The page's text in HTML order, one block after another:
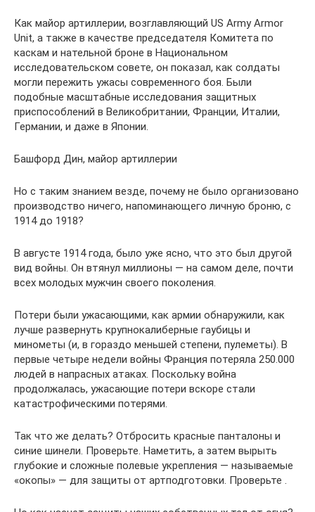
Как майор артиллерии, возглавляющий US Army Armor
Unit, а также в качестве председателя Комитета по
каскам и нательной броне в Национальном
исследовательском совете, он показал, как солдаты
могли пережить ужасы современного боя. Были
подобные масштабные исследования защитных
приспособлений в Великобритании, Франции, Италии,
Германии, и даже в Японии.
Башфорд Дин, майор артиллерии
Но с таким знанием везде, почему не было организовано
производство ничего, напоминающего личную броню, с
1914 до 1918?
В августе 1914 года, было уже ясно, что это был другой
вид войны. Он втянул миллионы — на самом деле, почти
всех молодых мужчин своего поколения.
Потери были ужасающими, как армии обнаружили, как
лучше развернуть крупнокалиберные гаубицы и
минометы (и, в гораздо меньшей степени, пулеметы). В
первые четыре недели войны Франция потеряла 250.000
людей в напрасных атаках. Поскольку война
продолжалась, ужасающие потери вскоре стали
катастрофическими потерями.
Так что же делать? Отбросить красные панталоны и
синие шинели. Проверьте. Наметить, а затем вырыть
глубокие и сложные полевые укрепления — называемые
«окопы» — для защиты от артподготовки. Проверьте .